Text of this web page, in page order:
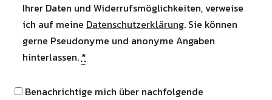
Ihrer Daten und Widerrufsmöglichkeiten, verweise
ich auf meine Datenschutzerklärung. Sie können
gerne Pseudonyme und anonyme Angaben
hinterlassen.*
Benachrichtige mich über nachfolgende